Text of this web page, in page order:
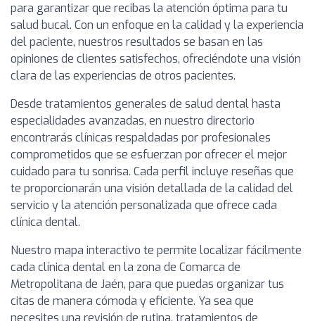
para garantizar que recibas la atención óptima para tu
salud bucal. Con un enfoque en la calidad y la experiencia
del paciente, nuestros resultados se basan en las
opiniones de clientes satisfechos, ofreciéndote una visión
clara de las experiencias de otros pacientes.
Desde tratamientos generales de salud dental hasta
especialidades avanzadas, en nuestro directorio
encontrarás clínicas respaldadas por profesionales
comprometidos que se esfuerzan por ofrecer el mejor
cuidado para tu sonrisa. Cada perfil incluye reseñas que
te proporcionarán una visión detallada de la calidad del
servicio y la atención personalizada que ofrece cada
clínica dental.
Nuestro mapa interactivo te permite localizar fácilmente
cada clínica dental en la zona de Comarca de
Metropolitana de Jaén, para que puedas organizar tus
citas de manera cómoda y eficiente. Ya sea que